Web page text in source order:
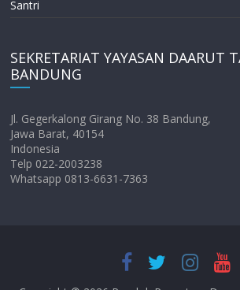
Santri
SEKRETARIAT YAYASAN DAARUT
BANDUNG
Jl. Gegerkalong Girang No. 38 Bandung,
Jawa Barat, 40154
Indonesia
Telp 022-2003238
Whatsapp 0813-6631-7363